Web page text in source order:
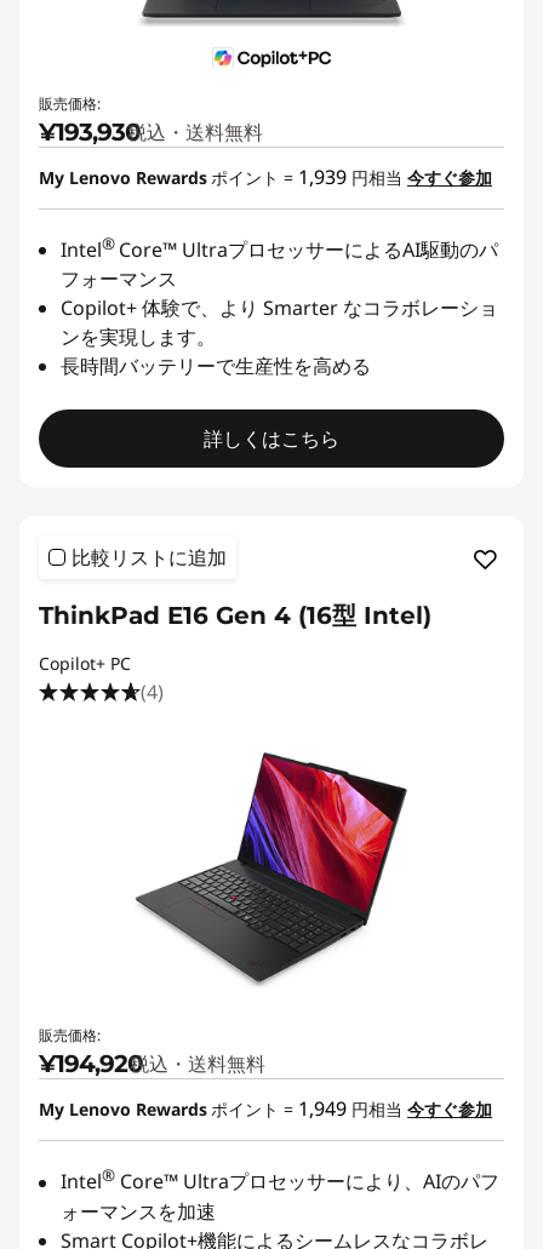
販売価格:
¥193,930税込・送料無料
My Lenovo Rewardsポイント = 1,939 円相当 今すぐ参加
Intel® Core™ UltraプロセッサーによるAI駆動のパ
フォーマンス
Copilot+ 体験で、より Smarter なコラボレーショ
ンを実現します。
長時間バッテリーで生産性を高める
詳しくはこちら
比較リストに追加
ThinkPad E16 Gen 4 (16型 Intel)
Copilot+ PC
(4)
販売価格:
¥194,920税込・送料無料
My Lenovo Rewardsポイント = 1,949 円相当 今すぐ参加
Intel® Core™ Ultraプロセッサーにより、AIのパフ
ォーマンスを加速
Smart Copilot+機能によるシームレスなコラボレ